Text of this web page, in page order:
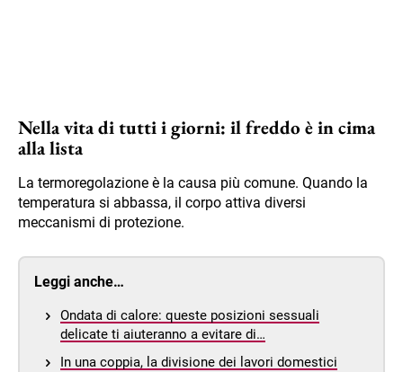
Nella vita di tutti i giorni: il freddo è in cima
alla lista
La termoregolazione è la causa più comune. Quando la
temperatura si abbassa, il corpo attiva diversi
meccanismi di protezione.
Leggi anche…
Ondata di calore: queste posizioni sessuali
delicate ti aiuteranno a evitare di…
In una coppia, la divisione dei lavori domestici